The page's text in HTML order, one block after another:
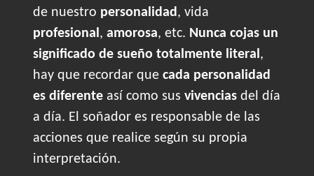
de nuestro personalidad, vida
profesional, amorosa, etc. Nunca cojas un
significado de sueño totalmente literal,
hay que recordar que cada personalidad
es diferente así como sus vivencias del día
a día. El soñador es responsable de las
acciones que realice según su propia
interpretación.